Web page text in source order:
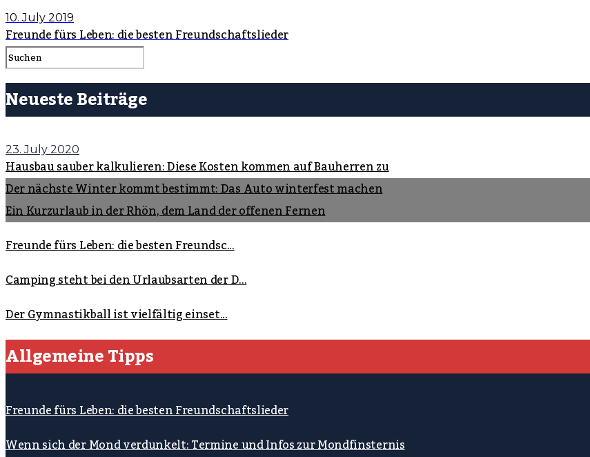
10. July 2019
Freunde fürs Leben: die besten Freundschaftslieder
Neueste Beiträge
23. July 2020
Hausbau sauber kalkulieren: Diese Kosten kommen auf Bauherren zu
Der nächste Winter kommt bestimmt: Das Auto winterfest machen
Ein Kurzurlaub in der Rhön, dem Land der offenen Fernen
Freunde fürs Leben: die besten Freundsc...
Camping steht bei den Urlaubsarten der D...
Der Gymnastikball ist vielfältig einset...
Allgemeine Tipps
Freunde fürs Leben: die besten Freundschaftslieder
Wenn sich der Mond verdunkelt: Termine und Infos zur Mondfinsternis